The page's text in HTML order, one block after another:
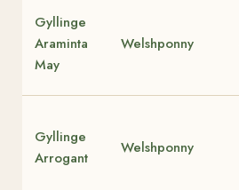
Gyllinge
Araminta
May
Welshponny
Gyllinge
Arrogant
Welshponny